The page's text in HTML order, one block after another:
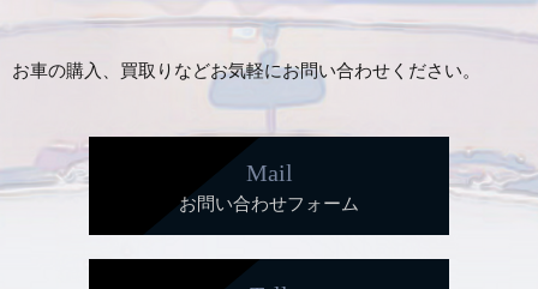
お車の購入、買取りなどお気軽にお問い合わせください。
Mail
お問い合わせフォーム